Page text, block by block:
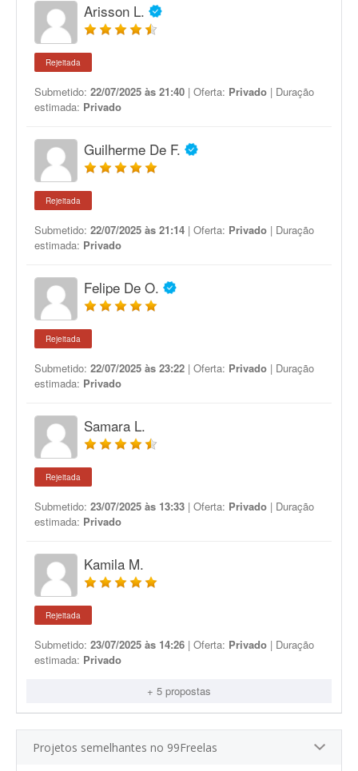
Arisson L.
Rejeitada
Submetido: 22/07/2025 às 21:40 | Oferta: Privado | Duração
estimada: Privado
Guilherme De F.
Rejeitada
Submetido: 22/07/2025 às 21:14 | Oferta: Privado | Duração
estimada: Privado
Felipe De O.
Rejeitada
Submetido: 22/07/2025 às 23:22 | Oferta: Privado | Duração
estimada: Privado
Samara L.
Rejeitada
Submetido: 23/07/2025 às 13:33 | Oferta: Privado | Duração
estimada: Privado
Kamila M.
Rejeitada
Submetido: 23/07/2025 às 14:26 | Oferta: Privado | Duração
estimada: Privado
+ 5 propostas
Projetos semelhantes no 99Freelas